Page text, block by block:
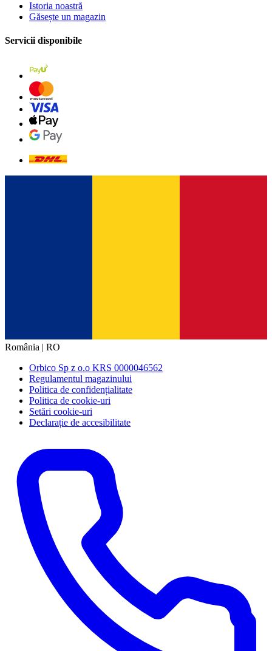
Istoria noastră
Găsește un magazin
Servicii disponibile
România | RO
Orbico Sp z o.o KRS 0000046562
Regulamentul magazinului
Politica de confidențialitate
Politica de cookie-uri
Setări cookie-uri
Declarație de accesibilitate